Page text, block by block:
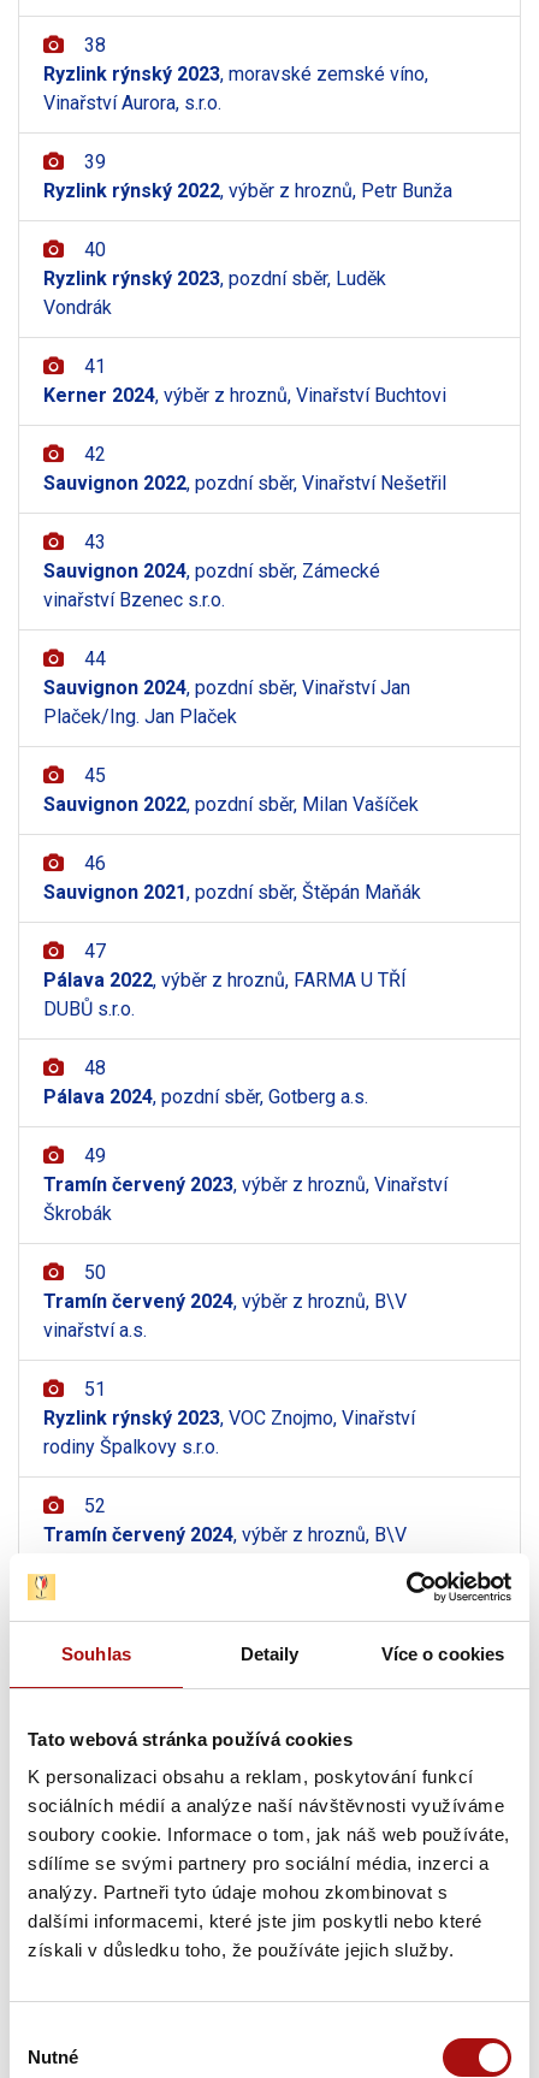
Souhlas Detaily Více o cookies
Tato webová stránka používá cookies
K personalizaci obsahu a reklam, poskytování funkcí
sociálních médií a analýze naší návštěvnosti využíváme
soubory cookie. Informace o tom, jak náš web používáte,
sdílíme se svými partnery pro sociální média, inzerci a
analýzy. Partneři tyto údaje mohou zkombinovat s
dalšími informacemi, které jste jim poskytli nebo které
získali v důsledku toho, že používáte jejich služby.
souhlasu
Nutné
38
Ryzlink rýnský 2023, moravské zemské víno,
Vinařství Aurora, s.r.o.
39
Ryzlink rýnský 2022, výběr z hroznů, Petr Bunža
40
Ryzlink rýnský 2023, pozdní sběr, Luděk
Vondrák
41
Kerner 2024, výběr z hroznů, Vinařství Buchtovi
42
Sauvignon 2022, pozdní sběr, Vinařství Nešetřil
43
Sauvignon 2024, pozdní sběr, Zámecké
vinařství Bzenec s.r.o.
44
Sauvignon 2024, pozdní sběr, Vinařství Jan
Plaček/Ing. Jan Plaček
45
Sauvignon 2022, pozdní sběr, Milan Vašíček
46
Sauvignon 2021, pozdní sběr, Štěpán Maňák
47
Pálava 2022, výběr z hroznů, FARMA U TŘÍ
DUBŮ s.r.o.
48
Pálava 2024, pozdní sběr, Gotberg a.s.
49
Tramín červený 2023, výběr z hroznů, Vinařství
Škrobák
50
Tramín červený 2024, výběr z hroznů, B\V
vinařství a.s.
51
Ryzlink rýnský 2023, VOC Znojmo, Vinařství
rodiny Špalkovy s.r.o.
52
Tramín červený 2024, výběr z hroznů, B\V
53
Pálava 2023
, moravské zemské víno, Vinařství
54
Pálava 2024, pozdní sběr, Vinařství Hanzel, s.r.o.
55
Ryzlink rýnský 2022, pozdní sběr, DAVINUS
s.r.o.
56
s.r.o.